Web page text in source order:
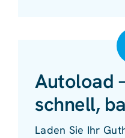
Autoload
schnell,
Laden Sie Ihr